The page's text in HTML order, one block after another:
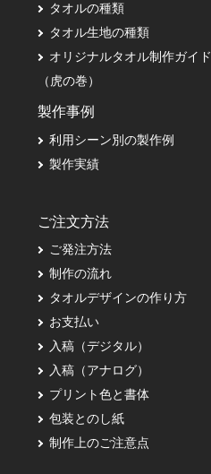
タオルの種類
タオル生地の種類
オリジナルタオル制作ガイド
（虎の巻）
製作事例
利用シーン別の製作例
製作実績
ご注文方法
ご発注方法
制作の流れ
タオルデザインの作り方
お支払い
入稿（デジタル）
入稿（アナログ）
プリント色と書体
包装とのし紙
制作上のご注意点